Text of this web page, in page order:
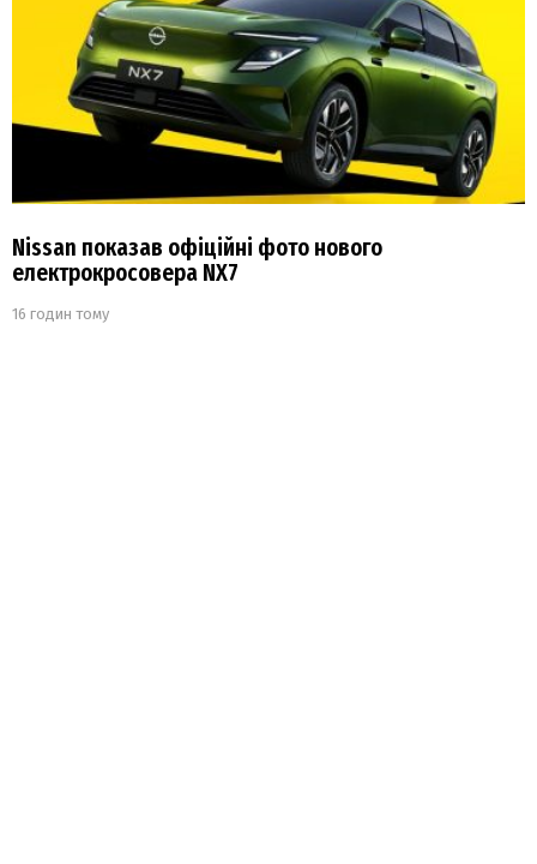
Nissan показав офіційні фото нового
електрокросовера NX7
16 годин тому